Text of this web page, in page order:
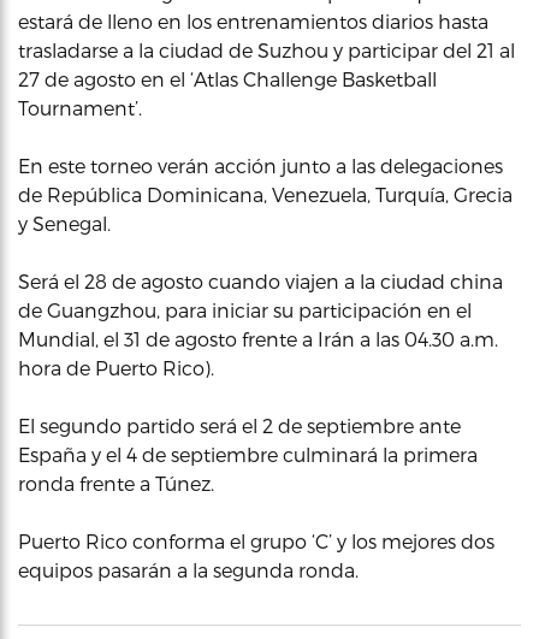
estará de lleno en los entrenamientos diarios hasta
trasladarse a la ciudad de Suzhou y participar del 21 al
27 de agosto en el ‘Atlas Challenge Basketball
Tournament’.
En este torneo verán acción junto a las delegaciones
de República Dominicana, Venezuela, Turquía, Grecia
y Senegal.
Será el 28 de agosto cuando viajen a la ciudad china
de Guangzhou, para iniciar su participación en el
Mundial, el 31 de agosto frente a Irán a las 04.30 a.m.
hora de Puerto Rico).
El segundo partido será el 2 de septiembre ante
España y el 4 de septiembre culminará la primera
ronda frente a Túnez.
Puerto Rico conforma el grupo ‘C’ y los mejores dos
equipos pasarán a la segunda ronda.